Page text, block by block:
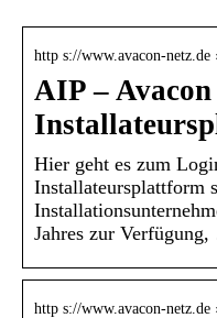
http s://www.avacon-
AIP – Avacon
Hier geht es zum
Installateursplattform
Jahres zur
http s://www.avacon-